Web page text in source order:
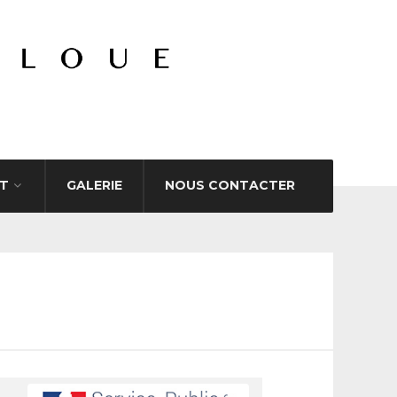
GALERIE NOUS CONTACTER